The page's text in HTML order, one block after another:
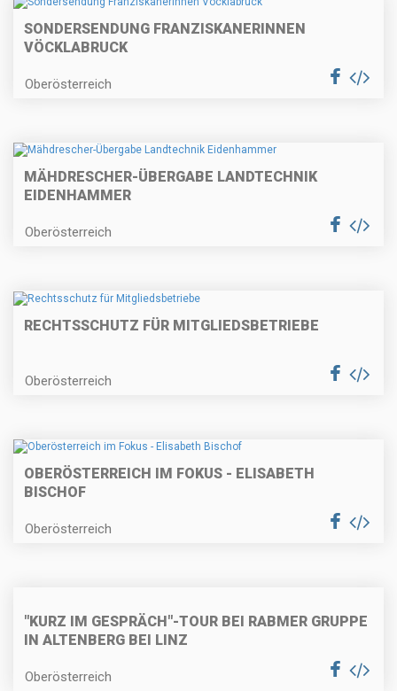
SONDERSENDUNG FRANZISKANERINNEN
VÖCKLABRUCK
Oberösterreich
MÄHDRESCHER-ÜBERGABE LANDTECHNIK
EIDENHAMMER
Oberösterreich
RECHTSSCHUTZ FÜR MITGLIEDSBETRIEBE
Oberösterreich
OBERÖSTERREICH IM FOKUS - ELISABETH
BISCHOF
Oberösterreich
"KURZ IM GESPRÄCH"-TOUR BEI RABMER GRUPPE
IN ALTENBERG BEI LINZ
Oberösterreich